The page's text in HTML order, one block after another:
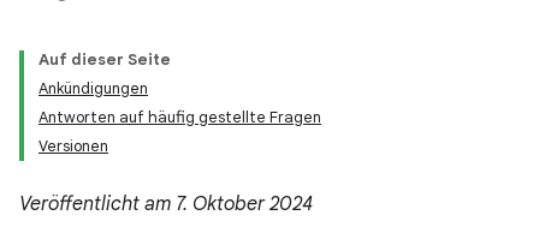
Auf dieser Seite
Ankündigungen
Antworten auf häufig gestellte Fragen
Versionen
Veröffentlicht am 7. Oktober 2024